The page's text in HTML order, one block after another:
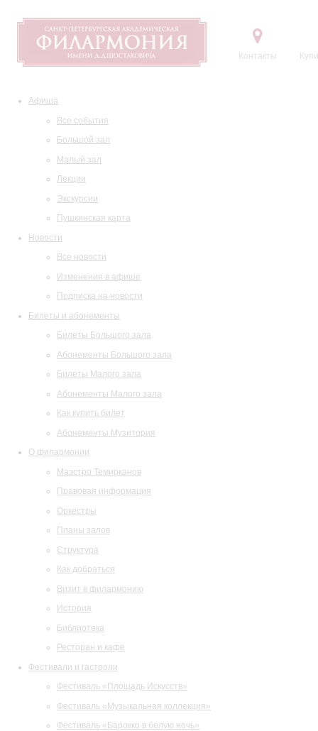
Контакты
Афиша
Все события
Большой зал
Малый зал
Лекции
Экскурсии
Пушкинская карта
Новости
Все новости
Изменения в афише
Подписка на новости
Билеты и абонементы
Билеты Большого зала
Абонементы Большого зала
Билеты Малого зала
Абонементы Малого зала
Как купить билет
Абонементы Музитория
О филармонии
Маэстро Темирканов
Правовая информация
Оркестры
Планы залов
Структура
Как добраться
Визит в филармонию
История
Библиотека
Ресторан и кафе
Фестивали и гастроли
Фестиваль «Площадь Искусств»
Фестиваль «Музыкальная коллекция»
Фестиваль «Барокко в белую ночь»